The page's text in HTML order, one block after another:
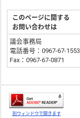
このページに関する
お問い合わせは
議会事務局
電話番号：0967-67-1553
Fax：0967-67-0871
別ウィンドウで開きます